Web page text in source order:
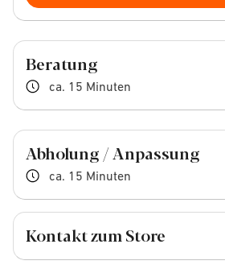
Beratung
ca. 15 Minuten
Abholung / Anpassung
ca. 15 Minuten
Kontakt zum Store